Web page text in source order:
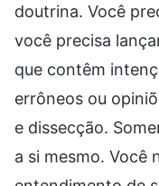
doutrina. Você
você precisa
que contêm
errôneos ou
e dissecção.
a si mesmo. Você